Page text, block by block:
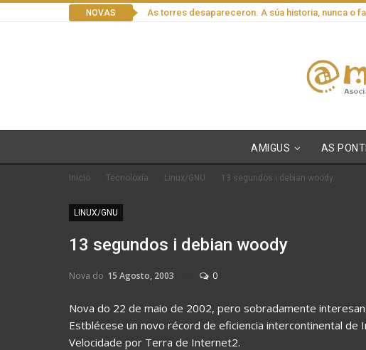
NOVAS As torres desapareceron. A súa historia, nunca o
AMIGUS AS
Inicio Tecnoloxía Linux/GNU 13 segundos i debian woody
LINUX/GNU
13 segundos i debian woody
Nova do 15 Agosto, 2003 0
Nova do 22 de maio de 2002, pero sobradamente
Estblécese un novo récord de eficiencia intercontinental de
Velocidade por Terra de Internet2.